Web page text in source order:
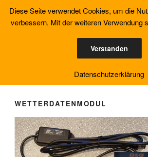
Inhalt
springen
YACHT MONITORING
SOLUTION
NMEA2000 kompatible Datenmodule
WETTERDATENMODUL
Diese Seite verwendet Cookies, um die
verbessern. Mit der weiteren Verwendung
Verstanden
Datenschutzerklärung